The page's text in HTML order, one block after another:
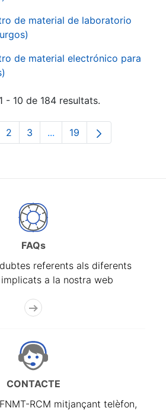
de material de laboratorio
de material electrónico para
- 10 de 184 resultats.
Pàgina
2 Pàgina
3 ...Pàgines intermèdies
Pàgina
19
FAQs
referents als diferents
a la nostra web
CONTACTE
RCM mitjançant telèfon,